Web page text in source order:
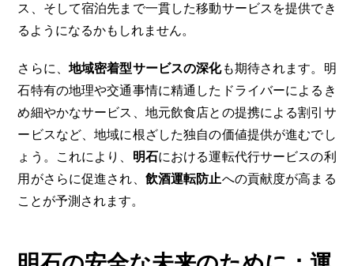
ス、そして宿泊先まで一貫した移動サービスを提供でき
るようになるかもしれません。
さらに、 地域密着型サービスの深化も期待されます。明
石特有の地理や交通事情に精通したドライバーによるき
め細やかなサービス、地元飲食店との提携による割引サ
ービスなど、地域に根ざした独自の価値提供が進むでし
ょう。これにより、 明石における運転代行サービスの利
用がさらに促進され、 飲酒運転防止への貢献度が高まる
ことが予測されます。